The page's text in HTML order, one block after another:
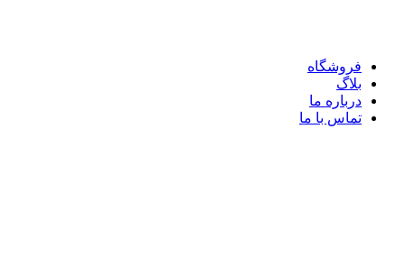
فروشگاه
بلاگ
درباره ما
تماس با ما